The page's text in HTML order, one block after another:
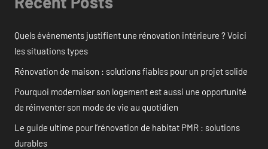
Quels événements justifient une rénovation intérieure ? Voici
les situations types
Rénovation de maison : solutions fiables pour un projet solide
Pourquoi moderniser son logement est aussi une opportunité
de réinventer son mode de vie au quotidien
Le guide ultime pour l’rénovation de habitat PMR : solutions
durables